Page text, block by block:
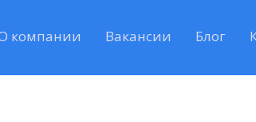
компании Вакансии Блог